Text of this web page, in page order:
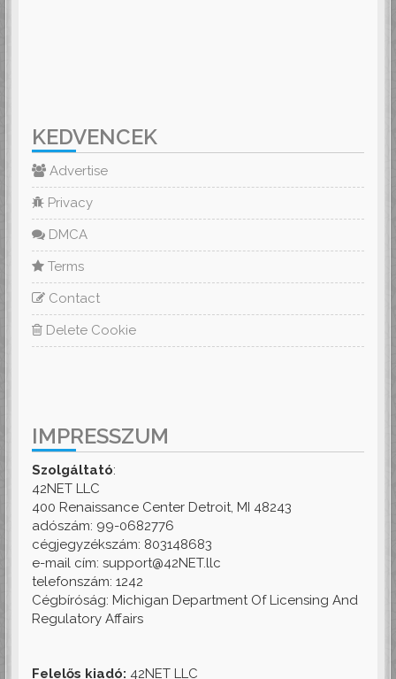
KEDVENCEK
Advertise
Privacy
DMCA
Terms
Contact
Delete Cookie
IMPRESSZUM
Szolgáltató:
42NET LLC
400 Renaissance Center Detroit, MI 48243
adószám: 99-0682776
cégjegyzékszám: 803148683
e-mail cím: support@42NET.llc
telefonszám: 1242
Cégbíróság: Michigan Department Of Licensing And
Regulatory Affairs
Felelős kiadó: 42NET LLC